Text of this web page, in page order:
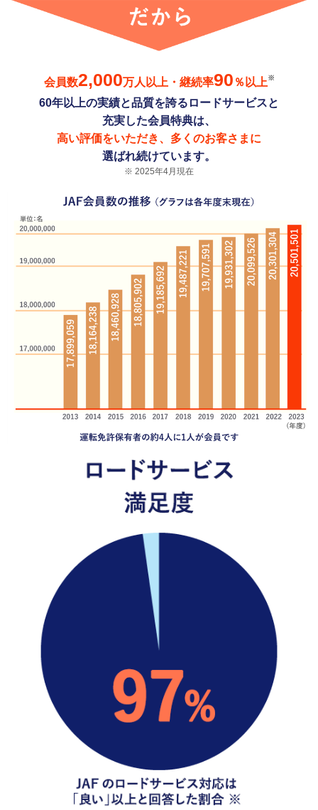
会員数2,000万人以上・継続率90 ％以上※
60年以上の実績と品質を誇るロードサービスと
充実した会員特典は、
高い評価をいただき、多くのお客さまに
選ばれ続けています。
2025年4月現在